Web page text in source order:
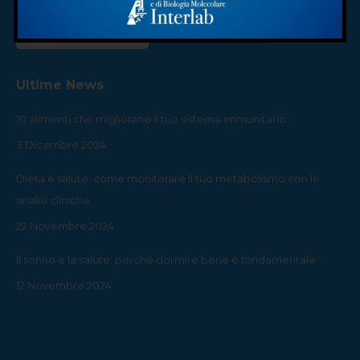
Ultime News
10 alimenti che migliorano il tuo sistema immunitario
3 Dicembre 2024
Dieta e salute: come monitorare il tuo metabolismo con le
analisi cliniche
22 Novembre 2024
Il sonno e la salute: perché dormire bene è fondamentale
12 Novembre 2024